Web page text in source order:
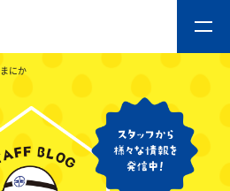
にか
マのものづくり